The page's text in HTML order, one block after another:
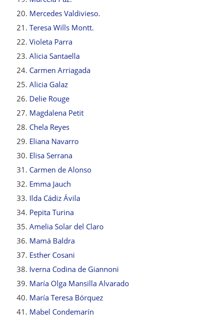
Mercedes Valdivieso.
Teresa Wills Montt.
Violeta Parra
Alicia Santaella
Carmen Arriagada
Alicia Galaz
Delie Rouge
Magdalena Petit
Chela Reyes
Eliana Navarro
Elisa Serrana
Carmen de Alonso
Emma Jauch
Ilda Cádiz Ávila
Pepita Turina
Amelia Solar del Claro
Mamá Baldra
Esther Cosani
Iverna Codina de Giannoni
María Olga Mansilla Alvarado
María Teresa Bórquez
Mabel Condemarín